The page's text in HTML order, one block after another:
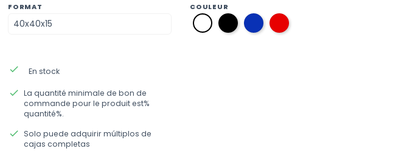
FORMAT COULEUR
01
blanc
12
noir
34
bleu
électrique
09
rouge
done En stock
done La quantité minimale de bon de
commande pour le produit est%
quantité%.
done Solo puede adquirir múltiplos de
cajas completas